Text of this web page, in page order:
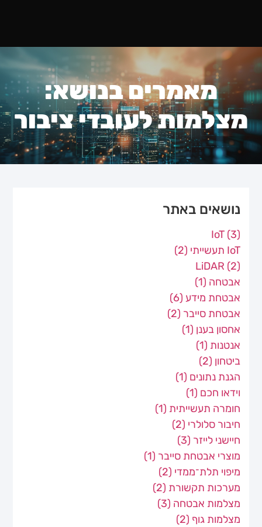
מאמרים בנושא:
מצלמות לעובדי ציבור
נושאים באתר
IoT(3)
IoT תעשייתי
(2)
LiDAR (2)
אבטחה (1)
אבטחת מידע (6)
אבטחת סייבר (2)
אחסון בענן (1)
אנטנות (1)
ביטחון (2)
הגנת נתונים (1)
וידאו חכם (1)
חומרה תעשייתית (1)
חיבור סלולרי (2)
חיישני לייזר (3)
מוצרי אבטחת סייבר (1)
מיפוי תלת־ממדי (2)
מערכות תקשורת (2)
מצלמות אבטחה (3)
מצלמות גוף (2)